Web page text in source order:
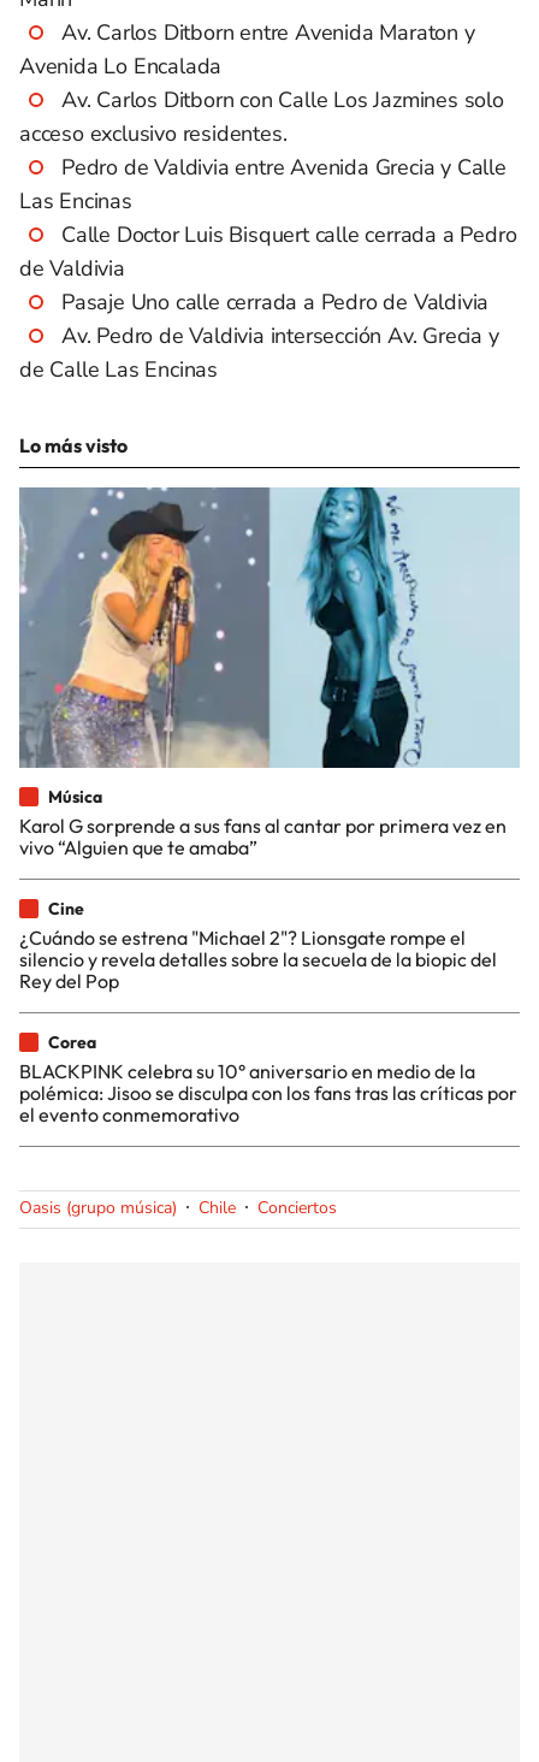
Av. Carlos Ditborn entre Avenida Maraton y
Avenida Lo Encalada
Av. Carlos Ditborn con Calle Los Jazmines solo
acceso exclusivo residentes.
Pedro de Valdivia entre Avenida Grecia y Calle
Las Encinas
Calle Doctor Luis Bisquert calle cerrada a Pedro
de Valdivia
Pasaje Uno calle cerrada a Pedro de Valdivia
Av. Pedro de Valdivia intersección Av. Grecia y
de Calle Las Encinas
Lo más visto
Música
Karol G sorprende a sus fans al cantar por primera vez en
vivo “Alguien que te amaba”
Cine
¿Cuándo se estrena "Michael 2"? Lionsgate rompe el
silencio y revela detalles sobre la secuela de la biopic del
Rey del Pop
Corea
BLACKPINK celebra su 10° aniversario en medio de la
polémica: Jisoo se disculpa con los fans tras las críticas por
el evento conmemorativo
Oasis (grupo música) Chile Conciertos